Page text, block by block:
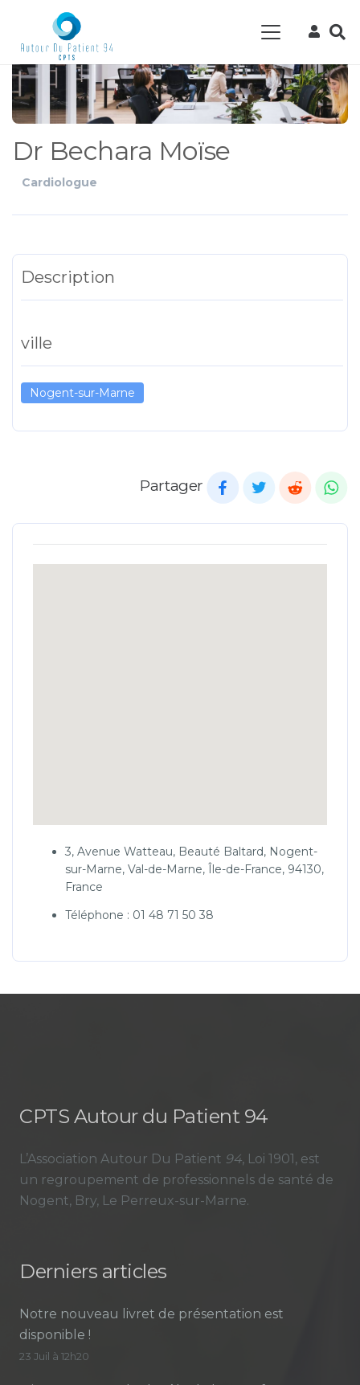
Dr Bechara Moïse
Cardiologue
Description
ville
Nogent-sur-Marne
Partager
3, Avenue Watteau, Beauté Baltard, Nogent-
sur-Marne, Val-de-Marne, Île-de-France, 94130,
France
Téléphone : 01 48 71 50 38
CPTS Autour du Patient 94
L’Association Autour Du Patient 94, Loi 1901, est
un regroupement de professionnels de santé de
Nogent, Bry, Le Perreux-sur-Marne.
Derniers articles
Notre nouveau livret de présentation est
disponible !
23 Juil à 12h20